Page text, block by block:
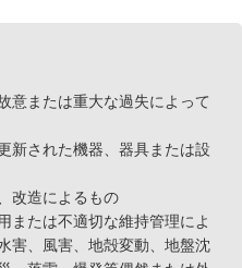
意または重大な過失によって
新された機器、器具または設
改造によるもの
または不適切な維持管理によ
害、風害、地殻変動、地盤沈